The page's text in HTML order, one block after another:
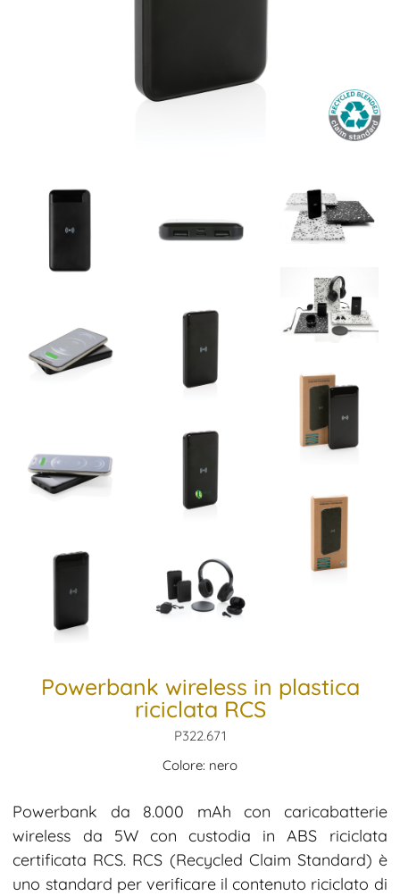
Powerbank wireless in plastica
riciclata RCS
P322.671
Colore: nero
Powerbank da 8.000 mAh con caricabatterie
wireless da 5W con custodia in ABS riciclata
certificata RCS. RCS (Recycled Claim Standard) è
uno standard per verificare il contenuto riciclato di